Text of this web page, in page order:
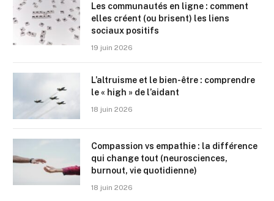
Les communautés en ligne : comment
elles créent (ou brisent) les liens
sociaux positifs
19 juin 2026
L’altruisme et le bien-être : comprendre
le « high » de l’aidant
18 juin 2026
Compassion vs empathie : la différence
qui change tout (neurosciences,
burnout, vie quotidienne)
18 juin 2026